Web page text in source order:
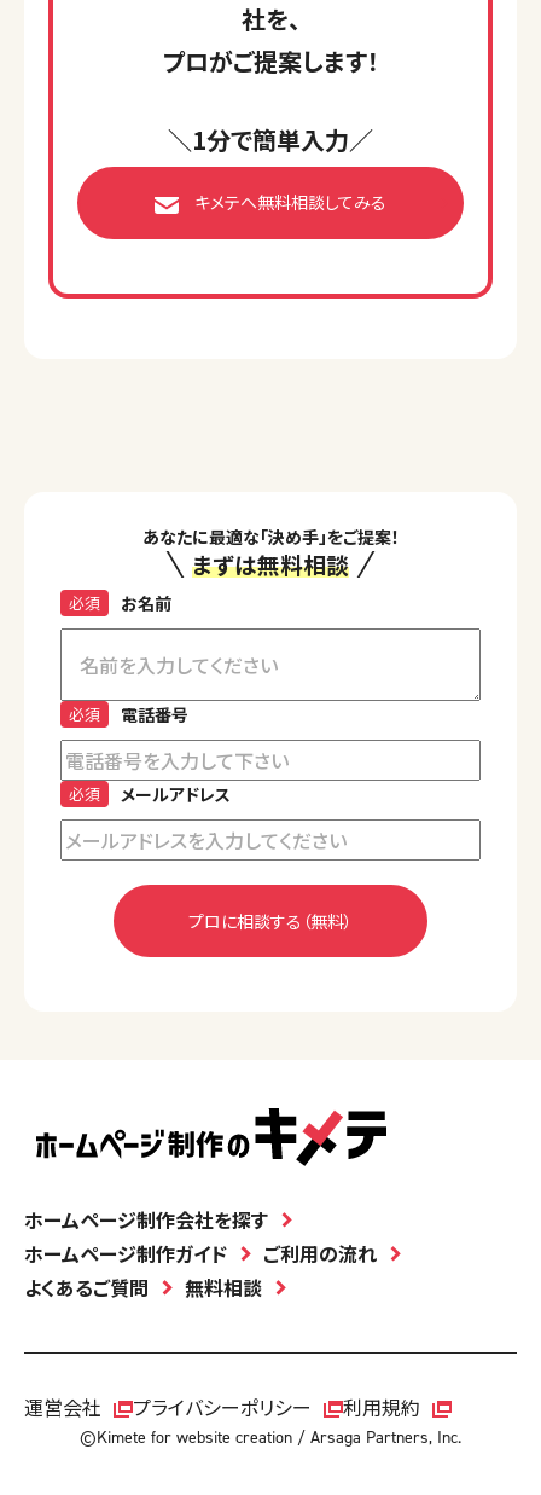
社を、
プロがご提案します！
＼1分で簡単入力／
キメテへ無料相談してみる
あなたに最適な「決め手」をご提案！
まずは無料相談
お名前
必須
電話番号
必須
メールアドレス
必須
ホームページ制作会社を探す
ホームページ制作ガイド
ご利用の流れ
よくあるご質問
無料相談
運営会社 プライバシーポリシー 利用規約
©Kimete for website creation / Arsaga Partners, Inc.